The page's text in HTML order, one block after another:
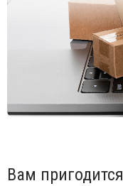
Вам пригодится